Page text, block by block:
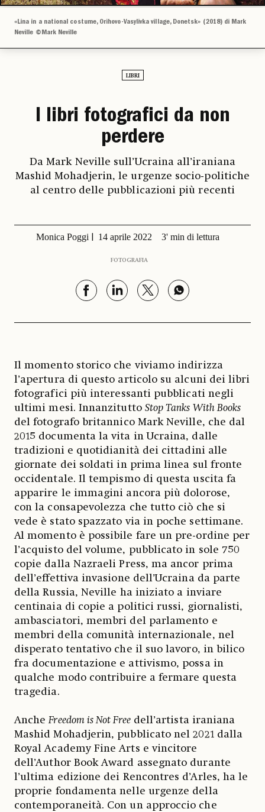
«Lina in a national costume, Orihovo-Vasylivka village, Donetsk» (2018) di Mark
Neville ©Mark Neville
LIBRI
I libri fotografici da non
perdere
Da Mark Neville sull’Ucraina all’iraniana
Mashid Mohadjerin, le urgenze socio-politiche
al centro delle pubblicazioni più recenti
Monica Poggi 14 aprile 2022 3' min di lettura
FOTOGRAFIA
Il momento storico che viviamo indirizza
l’apertura di questo articolo su alcuni dei libri
fotografici più interessanti pubblicati negli
ultimi mesi. Innanzitutto Stop Tanks With Books
del fotografo britannico Mark Neville, che dal
2015 documenta la vita in Ucraina, dalle
tradizioni e quotidianità dei cittadini alle
giornate dei soldati in prima linea sul fronte
occidentale. Il tempismo di questa uscita fa
apparire le immagini ancora più dolorose,
con la consapevolezza che tutto ciò che si
vede è stato spazzato via in poche settimane.
Al momento è possibile fare un pre-ordine per
l’acquisto del volume, pubblicato in sole 750
copie dalla Nazraeli Press, ma ancor prima
dell’effettiva invasione dell’Ucraina da parte
della Russia, Neville ha iniziato a inviare
centinaia di copie a politici russi, giornalisti,
ambasciatori, membri del parlamento e
membri della comunità internazionale, nel
disperato tentativo che il suo lavoro, in bilico
fra documentazione e attivismo, possa in
qualche modo contribuire a fermare questa
tragedia.
AncheFreedom is Not Freedell’artista iraniana
Mashid Mohadjerin, pubblicato nel 2021 dalla
Royal Academy Fine Arts e vincitore
dell’Author Book Award assegnato durante
l’ultima edizione dei Rencontres d’Arles, ha le
proprie fondamenta nelle urgenze della
contemporaneità. Con un approccio che